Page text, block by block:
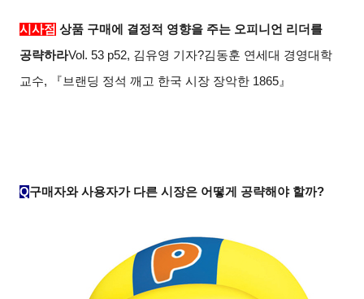
시사점 상품 구매에 결정적 영향을 주는 오피니언 리더를
공략하라Vol. 53 p52, 김유영 기자?김동훈 연세대 경영대학
교수, 『브랜딩 정석 깨고 한국 시장 장악한 1865』
Q구매자와 사용자가 다른 시장은 어떻게 공략해야 할까?